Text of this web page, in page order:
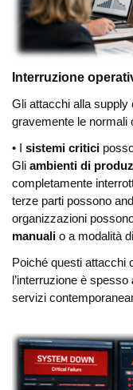
Interruzione
Gli attacchi alla
gravemente le normali
• I sistemi critici
Gli ambienti di
completamente
terze parti possono
organizzazioni
manuali o a modalità
Poiché questi attacchi
l’interruzione è spesso
servizi